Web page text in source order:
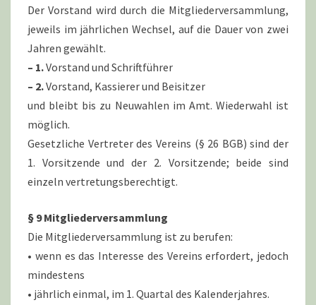
Der Vorstand wird durch die Mitgliederversammlung,
jeweils im jährlichen Wechsel, auf die Dauer von zwei
Jahren gewählt.
– 1.Vorstand und Schriftführer
– 2.Vorstand, Kassierer und Beisitzer
und bleibt bis zu Neuwahlen im Amt. Wiederwahl ist
möglich.
Gesetzliche Vertreter des Vereins (§ 26 BGB) sind der
1. Vorsitzende und der 2. Vorsitzende; beide sind
einzeln vertretungsberechtigt.
§ 9 Mitgliederversammlung
Die Mitgliederversammlung ist zu berufen:
• wenn es das Interesse des Vereins erfordert, jedoch
mindestens
• jährlich einmal, im 1. Quartal des Kalenderjahres.